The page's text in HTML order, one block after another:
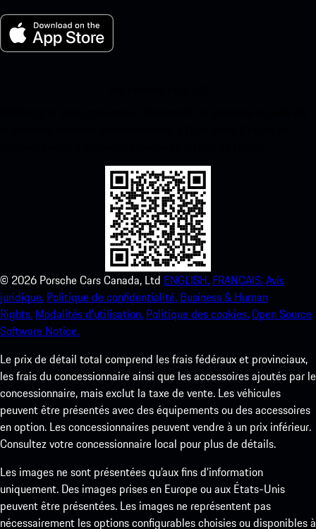
© 2026 Porsche Cars Canada, Ltd ENGLISH. FRANCAIS.Avis
juridique. Politique de confidentialité. Business & Human
Rights. Modalités d’utilisation. Politique des cookies.Open Source
Software Notice.
Le prix de détail total comprend les frais fédéraux et provinciaux,
les frais du concessionnaire ainsi que les accessoires ajoutés par le
concessionnaire, mais exclut la taxe de vente. Les véhicules
peuvent être présentés avec des équipements ou des accessoires
en option. Les concessionnaires peuvent vendre à un prix inférieur.
Consultez votre concessionnaire local pour plus de détails.
Les images ne sont présentées qu’aux fins d’information
uniquement. Des images prises en Europe ou aux États-Unis
peuvent être présentées. Les images ne représentent pas
nécessairement les options configurables choisies ou disponibles à